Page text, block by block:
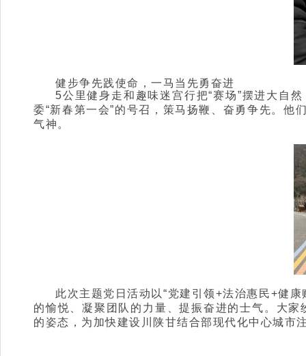
健步争先践使命，一马当先勇奋进
5公里健身走和趣味迷宫行把“赛场”摆进大自
委“新春第一会”的号召，策马扬鞭、奋勇争先。他
气神。
此次主题党日活动以“党建引领+法治惠民+健
的愉悦、凝聚团队的力量、提振奋进的士气。大
的姿态，为加快建设川陕甘结合部现代化中心城市